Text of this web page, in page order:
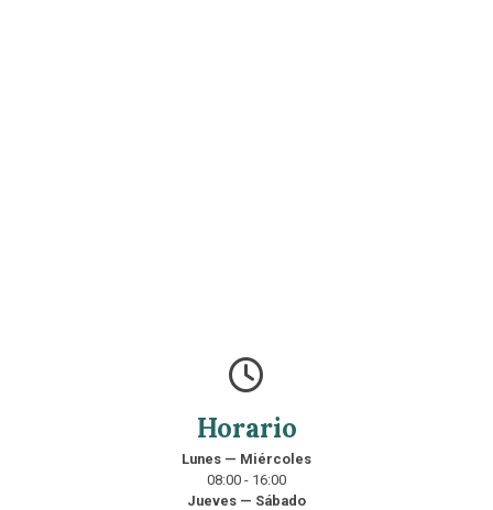
Horario
Lunes — Miércoles
08:00 - 16:00
Jueves — Sábado